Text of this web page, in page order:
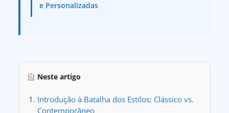
e Personalizadas
Neste artigo
Introdução à Batalha dos Estilos: Clássico vs.
Contemporâneo